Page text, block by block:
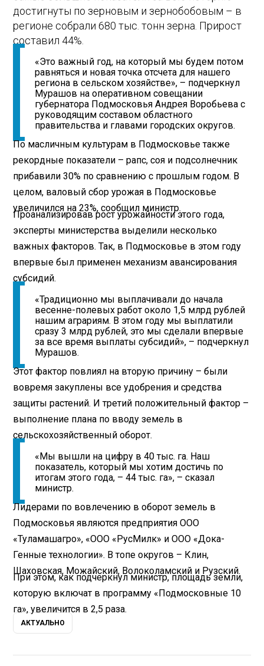
достигнуты по зерновым и зернобобовым – в
регионе собрали 680 тыс. тонн зерна. Прирост
составил 44%.
«Это важный год, на который мы будем потом
равняться и новая точка отсчета для нашего
региона в сельском хозяйстве», – подчеркнул
Мурашов на оперативном совещании
губернатора Подмосковья Андрея Воробьева с
руководящим составом областного
правительства и главами городских округов.
По масличным культурам в Подмосковье также
рекордные показатели – рапс, соя и подсолнечник
прибавили 30% по сравнению с прошлым годом. В
целом, валовый сбор урожая в Подмосковье
увеличился на 23%, сообщил министр.
Проанализировав рост урожайности этого года,
эксперты министерства выделили несколько
важных факторов. Так, в Подмосковье в этом году
впервые был применен механизм авансирования
субсидий.
«Традиционно мы выплачивали до начала
весенне-полевых работ около 1,5 млрд рублей
нашим аграриям. В этом году мы выплатили
сразу 3 млрд рублей, это мы сделали впервые
за все время выплаты субсидий», – подчеркнул
Мурашов.
Этот фактор повлиял на вторую причину – были
вовремя закуплены все удобрения и средства
защиты растений. И третий положительный фактор –
выполнение плана по вводу земель в
сельскохозяйственный оборот.
«Мы вышли на цифру в 40 тыс. га. Наш
показатель, который мы хотим достичь по
итогам этого года, – 44 тыс. га», – сказал
министр.
Лидерами по вовлечению в оборот земель в
Подмосковья являются предприятия ООО
«Туламашагро», «ООО «РусМилк» и ООО «Дока-
Генные технологии». В топе округов – Клин,
Шаховская, Можайский, Волоколамский и Рузский.
При этом, как подчеркнул министр, площадь земли,
которую включат в программу «Подмосковные 10
га», увеличится в 2,5 раза.
АКТУАЛЬНО